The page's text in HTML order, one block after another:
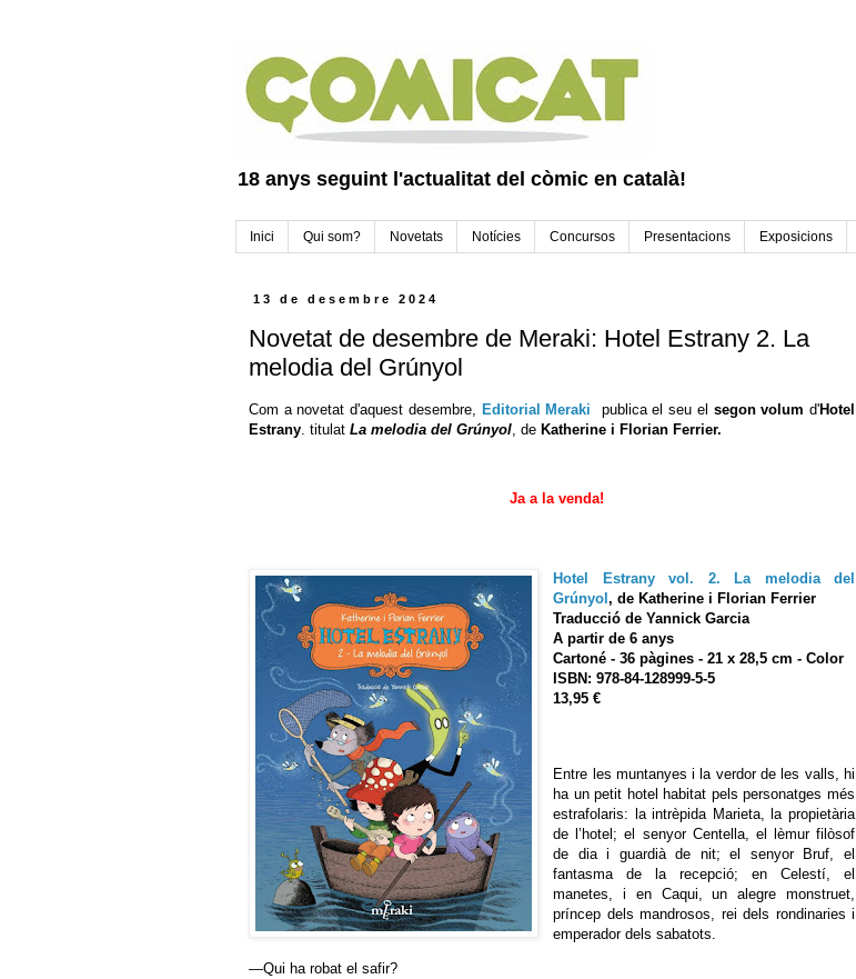
18 anys seguint l'actualitat del còmic en català!
Inici Qui som? Novetats Notícies Concursos Presentacions Exposicions
13 de desembre 2024
Novetat de desembre de Meraki: Hotel Estrany 2. La
melodia del Grúnyol
Com a novetat d'aquest desembre, Editorial Meraki publica el seu el segon volum d'Hotel
Estrany. titulat La melodia del Grúnyol, de Katherine i Florian Ferrier.
Ja a la venda!
Hotel Estrany vol. 2. La melodia del
Grúnyol, de Katherine i Florian Ferrier
Traducció de Yannick Garcia
A partir de 6 anys
Cartoné - 36 pàgines - 21 x 28,5 cm - Color
ISBN: 978-84-128999-5-5
13,95 €
Entre les muntanyes i la verdor de les valls, hi
ha un petit hotel habitat pels personatges més
estrafolaris: la intrèpida Marieta, la propietària
de l’hotel; el senyor Centella, el lèmur filòsof
de dia i guardià de nit; el senyor Bruf, el
fantasma de la recepció; en Celestí, el
manetes, i en Caqui, un alegre monstruet,
príncep dels mandrosos, rei dels rondinaries i
emperador dels sabatots.
—Qui ha robat el safir?